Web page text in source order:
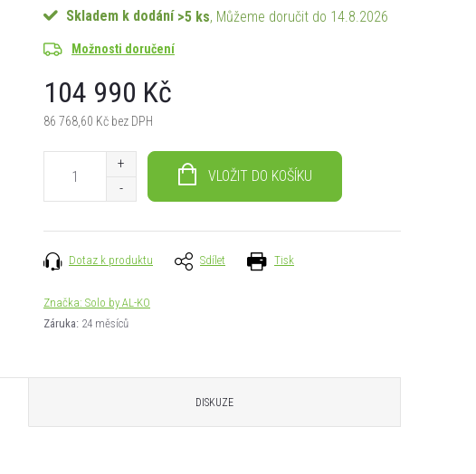
Skladem k dodání >5 ks 14.8.2026
Možnosti doručení
104 990 Kč
86 768,60 Kč bez DPH
VLOŽIT DO KOŠÍKU
Tisk
Dotaz k produktu Sdílet
Značka: Solo by AL-KO
Záruka: 24 měsíců
DISKUZE